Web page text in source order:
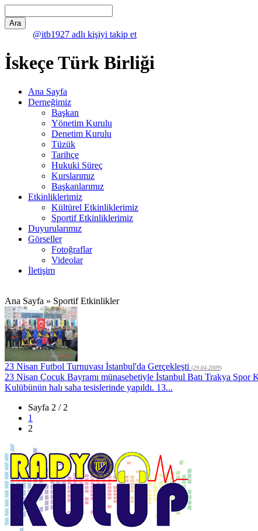
@itb1927 adlı kişiyi takip et
İskeçe Türk Birliği
Ana Sayfa
Derneğimiz
Başkan
Yönetim Kurulu
Denetim Kurulu
Tüzük
Tarihçe
Hukuki Süreç
Kurslarımız
Başkanlarımız
Etkinliklerimiz
Kültürel Etkinliklerimiz
Sportif Etkinliklerimiz
Duyurularımız
Görseller
Fotoğraflar
Videolar
İletişim
Ana Sayfa » Sportif Etkinlikler
23 Nisan Futbol Turnuvası İstanbul'da Gerçekleşti (29-04-2009)
23 Nisan Çocuk Bayramı münasebetiyle İstanbul Batı Trakya Spor
Kulübünün halı saha tesislerinde yapıldı. 13...
Sayfa 2 / 2
1
2